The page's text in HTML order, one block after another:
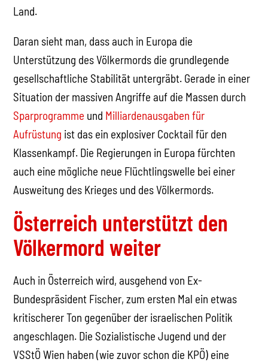
Land.
Daran sieht man, dass auch in Europa die
Unterstützung des Völkermords die grundlegende
gesellschaftliche Stabilität untergräbt. Gerade in einer
Situation der massiven Angriffe auf die Massen durch
Sparprogramme und Milliardenausgaben für
Aufrüstung ist das ein explosiver Cocktail für den
Klassenkampf. Die Regierungen in Europa fürchten
auch eine mögliche neue Flüchtlingswelle bei einer
Ausweitung des Krieges und des Völkermords.
Österreich unterstützt den
Völkermord weiter
Auch in Österreich wird, ausgehend von Ex-
Bundespräsident Fischer, zum ersten Mal ein etwas
kritischerer Ton gegenüber der israelischen Politik
angeschlagen. Die Sozialistische Jugend und der
VSStÖ Wien haben (wie zuvor schon die KPÖ) eine